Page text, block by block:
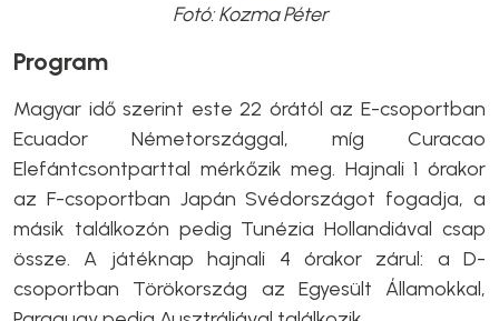
Fotó: Kozma Péter
Program
Magyar idő szerint este 22 órától az E-csoportban
Ecuador Németországgal, míg Curacao
Elefántcsontparttal mérkőzik meg. Hajnali 1 órakor
az F-csoportban Japán Svédországot fogadja, a
másik találkozón pedig Tunézia Hollandiával csap
össze. A játéknap hajnali 4 órakor zárul: a D-
csoportban Törökország az Egyesült Államokkal,